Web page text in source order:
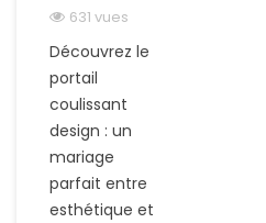
631 vues
Découvrez le
portail
coulissant
design : un
mariage
parfait entre
esthétique et